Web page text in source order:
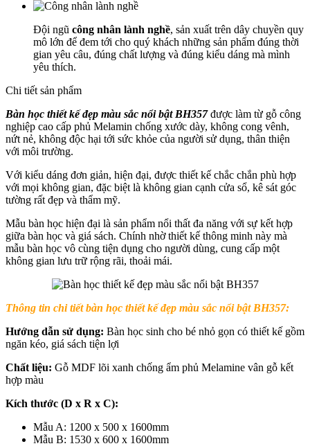
Đội ngũ công nhân lành nghề, sản xuất trên dây chuyền quy
mô lớn để đem tới cho quý khách những sản phẩm đúng thời
gian yêu câu, đúng chất lượng và đúng kiểu dáng mà mình
yêu thích.
Chi tiết sản phẩm
Bàn học thiết kế đẹp màu sắc nổi bật BH357 được làm từ gỗ công
nghiệp cao cấp phủ Melamin chống xước dày, không cong vênh,
nứt nẻ, không độc hại tới sức khỏe của người sử dụng, thân thiện
với môi trường.
Với kiểu dáng đơn giản, hiện đại, được thiết kế chắc chắn phù hợp
với mọi không gian, đặc biệt là không gian cạnh cửa sổ, kê sát góc
tường rất đẹp và thẩm mỹ.
Mẫu bàn học hiện đại là sản phẩm nổi thất đa năng với sự kết hợp
giữa bàn học và giá sách. Chính nhờ thiết kế thông minh này mà
mẫu bàn học vô cùng tiện dụng cho người dùng, cung cấp một
không gian lưu trữ rộng rãi, thoải mái.
Thông tin chi tiết bàn học thiết kế đẹp màu sắc nổi bật BH357:
Hướng dẫn sử dụng: Bàn học sinh cho bé nhỏ gọn có thiết kế gồm
ngăn kéo, giá sách tiện lợi
Chất liệu: Gỗ MDF lõi xanh chống ẩm phủ Melamine vân gỗ kết
hợp màu
Kích thước (D x R x C):
Mẫu A: 1200 x 500 x 1600mm
Mẫu B: 1530 x 600 x 1600mm